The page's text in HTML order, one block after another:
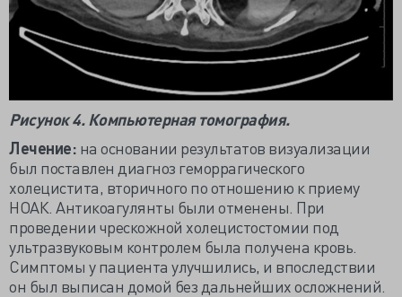
Рисунок 4. Компьютерная томография.
Лечение: на основании результатов визуализации
был поставлен диагноз геморрагического
холецистита, вторичного по отношению к приему
НОАК. Антикоагулянты были отменены. При
проведении чрескожной холецистостомии под
ультразвуковым контролем была получена кровь.
Симптомы у пациента улучшились, и впоследствии
он был выписан домой без дальнейших осложнений.